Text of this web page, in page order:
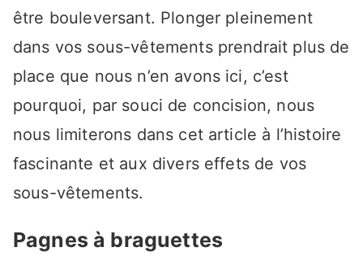
être bouleversant. Plonger pleinement
dans vos sous-vêtements prendrait plus de
place que nous n’en avons ici, c’est
pourquoi, par souci de concision, nous
nous limiterons dans cet article à l’histoire
fascinante et aux divers effets de vos
sous-vêtements.
Pagnes à braguettes